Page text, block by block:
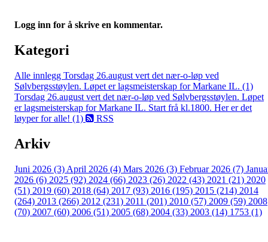
Logg inn for å skrive en kommentar.
Kategori
Alle innlegg Torsdag 26.august vert det nær-o-løp ved
Sølvbergsstøylen. Løpet er lagsmeisterskap for Markane IL. (1)
Torsdag 26.august vert det nær-o-løp ved Sølvbergsstøylen. Løpet
er lagsmeisterskap for Markane IL. Start frå kl.1800. Her er det
løyper for alle! (1)
RSS
Arkiv
Juni 2026 (3) April 2026 (4) Mars 2026 (3) Februar 2026 (7)
2026 (6) 2025 (92) 2024 (66) 2023 (26) 2022 (43) 2021 (21) 2020
(51) 2019 (60) 2018 (64) 2017 (93) 2016 (195) 2015 (214) 2014
(264) 2013 (266) 2012 (231) 2011 (201) 2010 (57) 2009 (59) 2008
(70) 2007 (60) 2006 (51) 2005 (68) 2004 (33) 2003 (14) 1753 (1)